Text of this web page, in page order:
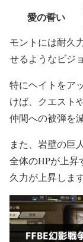
愛の誓い
モントには耐久
せるようなビジ
特にヘイトをア
けば、クエスト
仲間への被弾を
また、岩壁の巨
全体のHPが上
久力が上昇します